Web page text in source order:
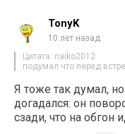
TonyK
10 лет назад
Цитата: naiko2012
подумал что перед
Я тоже так думал,
догадался: он
сзади, что на обгон